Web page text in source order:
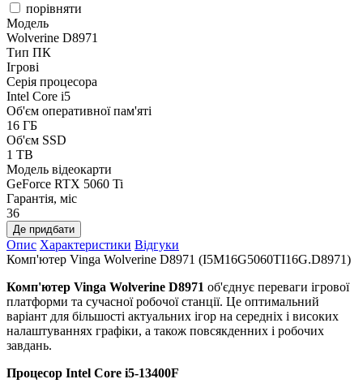
порівняти
Модель
Wolverine D8971
Тип ПК
Ігрові
Серія процесора
Intel Core i5
Об'єм оперативної пам'яті
16 ГБ
Об'єм SSD
1 TB
Модель відеокарти
GeForce RTX 5060 Ti
Гарантія, міс
36
Де придбати
Опис Характеристики Відгуки
Комп'ютер Vinga Wolverine D8971 (I5M16G5060TI16G.D8971)
Комп'ютер Vinga Wolverine D8971 об'єднує переваги ігрової
платформи та сучасної робочої станції. Це оптимальний
варіант для більшості актуальних ігор на середніх і високих
налаштуваннях графіки, а також повсякденних і робочих
завдань.
Процесор Intel Core i5-13400F